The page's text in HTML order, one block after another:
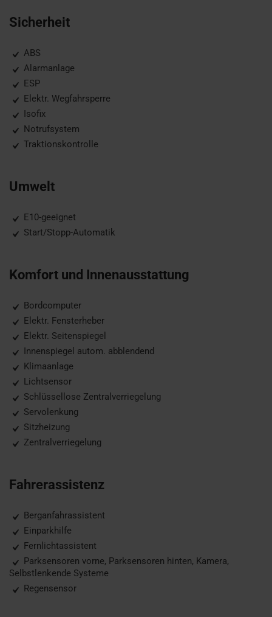
Sicherheit
ABS
Alarmanlage
ESP
Elektr. Wegfahrsperre
Isofix
Notrufsystem
Traktionskontrolle
Umwelt
E10-geeignet
Start/Stopp-Automatik
Komfort und Innenausstattung
Bordcomputer
Elektr. Fensterheber
Elektr. Seitenspiegel
Innenspiegel autom. abblendend
Klimaanlage
Lichtsensor
Schlüssellose Zentralverriegelung
Servolenkung
Sitzheizung
Zentralverriegelung
Fahrerassistenz
Berganfahrassistent
Einparkhilfe
Fernlichtassistent
Parksensoren vorne, Parksensoren hinten, Kamera,
Selbstlenkende Systeme
Regensensor